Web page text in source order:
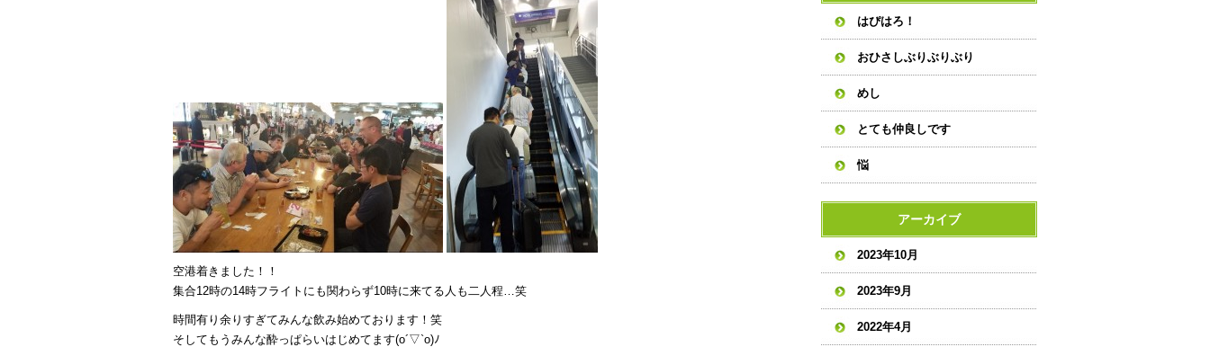
空港着きました！！
集合12時の14時フライトにも関わらず10時に来てる人も二人程…笑
時間有り余りすぎてみんな飲み始めております！笑
そしてもうみんな酔っぱらいはじめてます(o´▽`o)ﾉ
はぴはろ！
おひさしぶりぶりぶり
めし
とても仲良しです
悩
アーカイブ
2023年10月
2023年9月
2022年4月